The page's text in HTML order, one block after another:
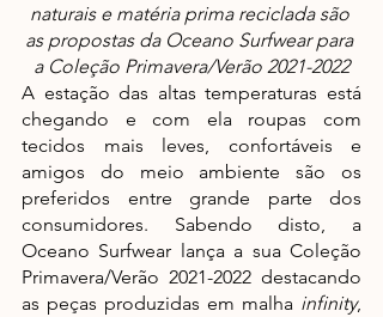
naturais e matéria prima reciclada são
as propostas da Oceano Surfwear para
a Coleção Primavera/Verão 2021-2022
A estação das altas temperaturas está
chegando e com ela roupas com
tecidos mais leves, confortáveis e
amigos do meio ambiente são os
preferidos entre grande parte dos
consumidores. Sabendo disto, a
Oceano Surfwear lança a sua Coleção
Primavera/Verão 2021-2022 destacando
as peças produzidas em malha infinity,